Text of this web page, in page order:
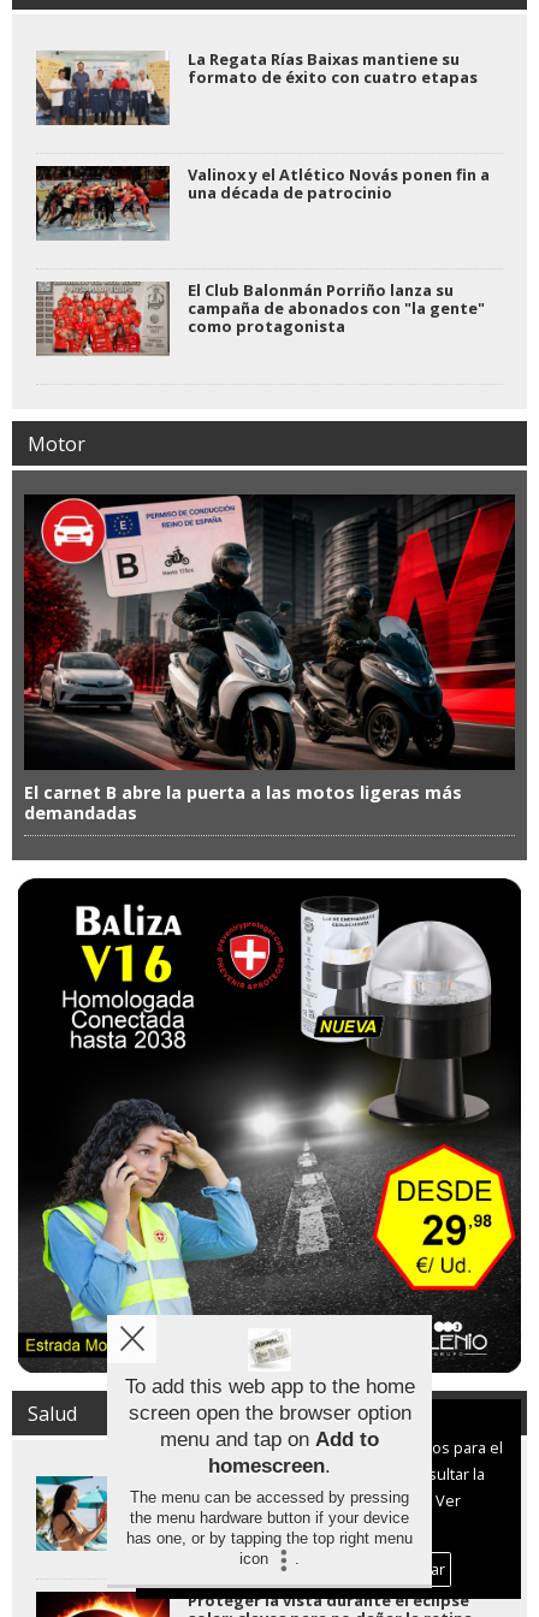
La Regata Rías Baixas mantiene su
formato de éxito con cuatro etapas
Valinox y el Atlético Novás ponen fin a
una década de patrocinio
El Club Balonmán Porriño lanza su
campaña de abonados con "la gente"
como protagonista
Motor
El carnet B abre la puerta a las motos ligeras más
demandadas
Salud
Los protectores solares stick son
efectivos pero hasta cinco veces más
caros
Proteger la vista durante el eclipse
Aviso sobre el Uso de cookies:
Utilizamos cookies nuestras y de terceros para el
funcionamiento del digital. Puedes consultar la
lista de cookies y como desconectarlas.
Ver
nuestra Política de Privacidad y Cookies
Aceptar Cookies
Personalizar
To add this web app to the home
screen open the browser option
menu and tap on Add to
homescreen.
The menu can be accessed by pressing
the menu hardware button if your device
has one, or by tapping the top right menu
icon
.